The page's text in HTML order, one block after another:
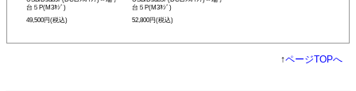
台５P(M3ﾈｼﾞ)
49,500円(税込)
台５P(M3ﾈｼﾞ)
52,800円(税込)
↑ページTOPへ